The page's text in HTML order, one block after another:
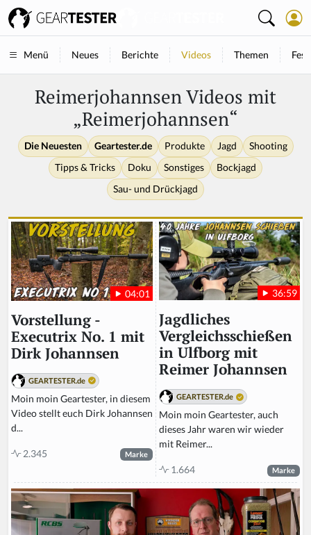
Menü Neues Berichte Videos Themen
Reimerjohannsen Videos mit
„Reimerjohannsen“
Die Neuesten Geartester.de Produkte Jagd
Shooting
Tipps & Tricks
Doku Sonstiges
Bockjagd
Sau- und Drückjagd
04:01
Vorstellung -
Executrix No. 1 mit
Dirk Johannsen
GEARTESTER.de
Moin moin Geartester, in diesem
Video stellt euch Dirk Johannsen
d...
2.345 Marke
36:59
Jagdliches
Vergleichsschießen
in Ulfborg mit
Reimer Johannsen
GEARTESTER.de
Moin moin Geartester, auch
dieses Jahr waren wir wieder
mit Reimer...
1.664 Marke